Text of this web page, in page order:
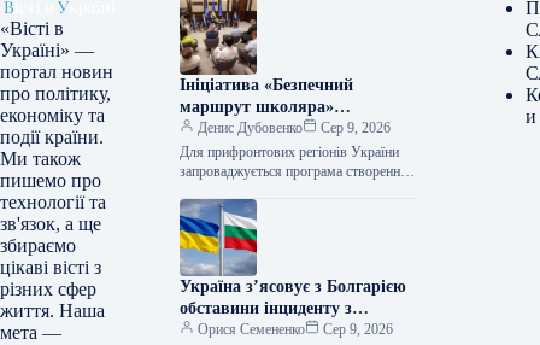
«Вісті в
Україні» —
портал новин
про політику,
економіку та
події країни.
Ми також
пишемо про
технології та
зв'язок, а ще
збираємо
цікаві вісті з
різних сфер
життя. Наша
мета —
Ініціатива «Безпечний
маршрут школяра»
стартувала для громад,
розташованих поблизу лінії
фронту.
Денис Дубовенко
Сер 9, 2026
Для прифронтових регіонів України
запроваджується програма створення
передбачаючи розміщення пересувних
сховищ. Про це поінформував
у Фейсбуці заступник глави…
Україна з’ясовує з Болгарією
обставини інциденту з
безпілотником, повідомили в
Орися Семененко Сер 9, 2026
и